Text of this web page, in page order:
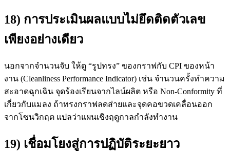
18) การประเมินผลแบบไม่ยึดติดตัวเลข
เพียงอย่างเดียว
นอกจากจำนวนจับ ให้ดู “รูปทรง” ของกราฟกับ CPI ของหน้า
งาน (Cleanliness Performance Indicator) เช่น จำนวนครั้งทำความ
สะอาดฉุกเฉิน จุดร้องเรียนจากไลน์ผลิต หรือ Non-Conformity ที่
เกี่ยวกับแมลง ถ้าทรงกราฟลดส่ายและจุดคอขวดเคลื่อนออก
จากโซนวิกฤต แปลว่าแผนเชิงฤดูกาลกำลังทำงาน
19) เชื่อมโยงสู่การปฏิบัติระยะยาว